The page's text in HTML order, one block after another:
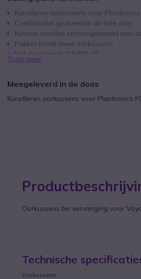
Kunstleren oorkussens voor Plantronics
Comfortabel gedurende de hele dag
Kunnen worden schoongemaakt mbv
Pakket bevat twee oorkussens
Ref. producent: 205300-01
Toon meer
Meegeleverd in de doos
Kunstleren oorkussens voor Plantronics
Oorkussens ter vervanging voor
Technische
Oorkussens